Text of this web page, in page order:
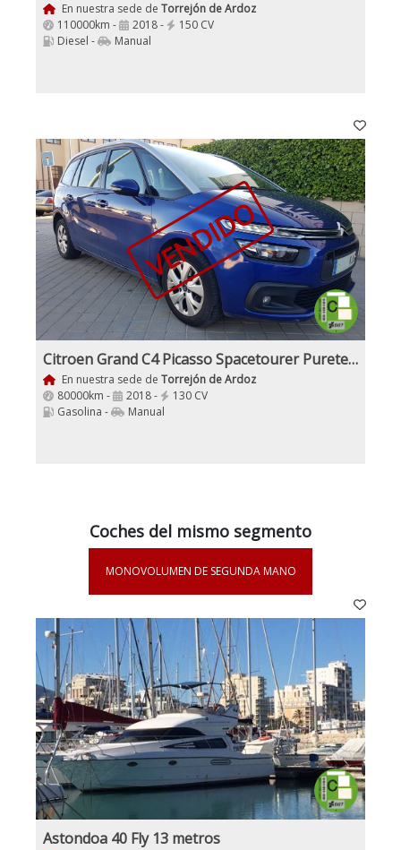
En nuestra sede de Torrejón de Ardoz
110000km -
2018 -
150 CV
Diesel -
Manual
VENDIDO
Citroen Grand C4 Picasso Spacetourer Puretech 130Cv S6S 6V Live 7 Plazas
En nuestra sede de Torrejón de Ardoz
80000km -
2018 -
130 CV
Gasolina -
Manual
Coches del mismo segmento
MONOVOLUMEN DE SEGUNDA MANO
Astondoa 40 Fly 13 metros